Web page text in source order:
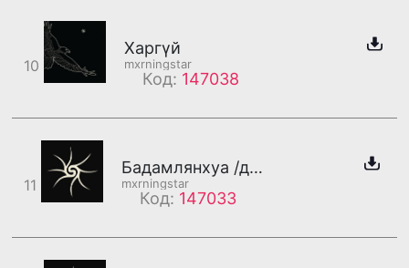
10
Харгүй
mxrningstar
Код: 147038
11
Бадамлянхуа /дахилт/
mxrningstar
Код: 147033